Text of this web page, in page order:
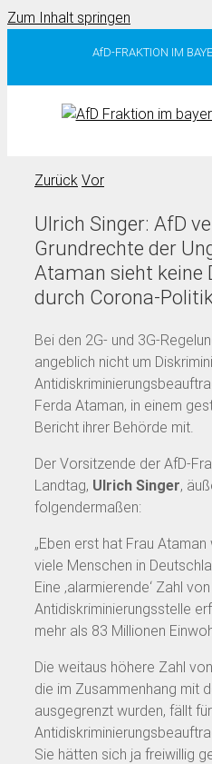
Zum Inhalt springen
AfD-FRAKTION IM
Zurück Vor
Ulrich Singer: AfD
Grundrechte der
Ataman sieht keine
durch Corona-
Bei den 2G- und 3G-
angeblich nicht um
Ferda Ataman, in einem
Bericht ihrer Behörde mit.
Der Vorsitzende der AfD-
Landtag, Ulrich Singer,
folgendermaßen:
„Eben erst hat Frau
viele Menschen in
Eine ‚alarmierende‘ Zahl
Antidiskriminierungsstelle
mehr als 83 Millionen
Die weitaus höhere Zahl
die im Zusammenhang mit
ausgegrenzt wurden, fällt
Sie hätten sich ja freiwillig